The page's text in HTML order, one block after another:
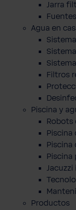
Jarra
Agua en
Filtros
Piscina y
Robots
Piscina
Piscina
Piscina
Productos